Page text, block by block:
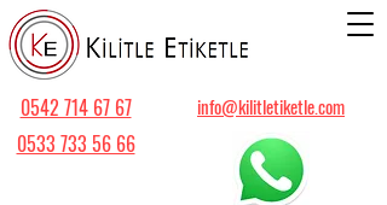
info@kilitletiketle.com
0542 714 67 67
0533 733 56 66